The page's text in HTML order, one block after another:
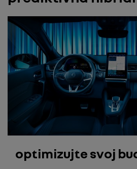
optimizujte svoj